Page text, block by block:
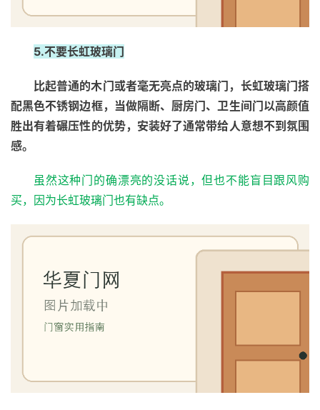
5.不要长虹玻璃门
比起普通的木门或者毫无亮点的玻璃门，长虹玻璃门搭
配黑色不锈钢边框，当做隔断、厨房门、卫生间门以高颜值
胜出有着碾压性的优势，安装好了通常带给人意想不到氛围
感。
虽然这种门的确漂亮的没话说，但也不能盲目跟风购
买，因为长虹玻璃门也有缺点。